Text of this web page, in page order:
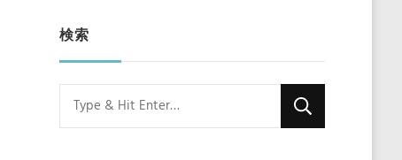
検索
Looking
for